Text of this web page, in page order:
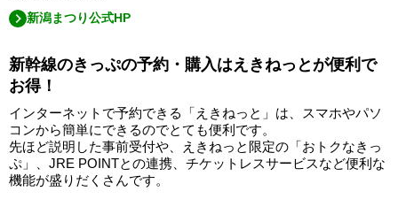
新潟まつり公式HP
新幹線のきっぷの予約・購入はえきねっとが便利で
お得！
インターネットで予約できる「えきねっと」は、スマホやパソ
コンから簡単にできるのでとても便利です。
先ほど説明した事前受付や、えきねっと限定の「おトクなきっ
ぷ」、JRE POINTとの連携、チケットレスサービスなど便利な
機能が盛りだくさんです。